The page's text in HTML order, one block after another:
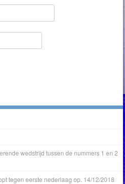
wedstrijd tussen de nummers 1 en 2
tegen eerste nederlaag op. 14/12/2018